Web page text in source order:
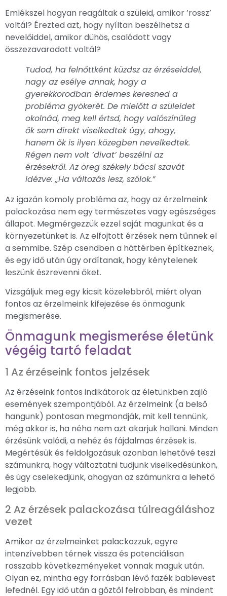
Emlékszel hogyan reagáltak a szüleid, amikor ’rossz’
voltál? Érezted azt, hogy nyíltan beszélhetsz a
nevelőiddel, amikor dühös, csalódott vagy
összezavarodott voltál?
Tudod, ha felnőttként küzdsz az érzéseiddel,
nagy az esélye annak, hogy a
gyerekkorodban érdemes keresned a
probléma gyökerét. De mielőtt a szüleidet
okolnád, meg kell értsd, hogy valószínűleg
ők sem direkt viselkedtek úgy, ahogy,
hanem ők is ilyen közegben nevelkedtek.
Régen nem volt ’divat’ beszélni az
érzésekről. Az öreg székely bácsi szavát
idézve: „Ha változás lesz, szólok.”
Az igazán komoly probléma az, hogy az érzelmeink
palackozása nem egy természetes vagy egészséges
állapot. Megmérgezzük ezzel saját magunkat és a
környezetünket is. Az elfojtott érzések nem tűnnek el
a semmibe. Szép csendben a háttérben építkeznek,
és egy idő után úgy ordítanak, hogy kénytelenek
leszünk észrevenni őket.
Vizsgáljuk meg egy kicsit közelebbről, miért olyan
fontos az érzelmeink kifejezése és önmagunk
megismerése.
Önmagunk megismerése életünk
végéig tartó feladat
1 Az érzéseink fontos jelzések
Az érzéseink fontos indikátorok az életünkben zajló
események szempontjából. Az érzelmeink (a belső
hangunk) pontosan megmondják, mit kell tennünk,
még akkor is, ha néha nem azt akarjuk hallani. Minden
érzésünk valódi, a nehéz és fájdalmas érzések is.
Megértésük és feldolgozásuk azonban lehetővé teszi
számunkra, hogy változtatni tudjunk viselkedésünkön,
és úgy cselekedjünk, ahogyan az számunkra a lehető
legjobb.
2 Az érzések palackozása túlreagáláshoz
vezet
Amikor az érzelmeinket palackozzuk, egyre
intenzívebben térnek vissza és potenciálisan
rosszabb következményeket vonnak maguk után.
Olyan ez, mintha egy forrásban lévő fazék bablevest
lefednél. Egy idő után a gőztől felrobban, és mindent